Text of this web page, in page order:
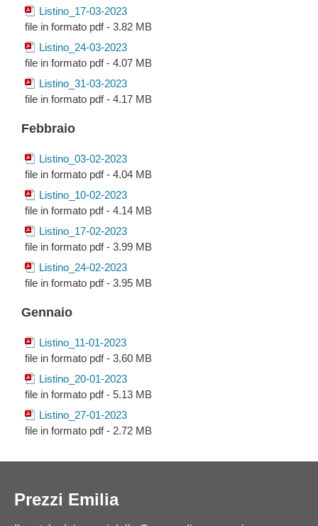
Listino_17-03-2023
file in formato pdf - 3.82 MB
Listino_24-03-2023
file in formato pdf - 4.07 MB
Listino_31-03-2023
file in formato pdf - 4.17 MB
Febbraio
Listino_03-02-2023
file in formato pdf - 4.04 MB
Listino_10-02-2023
file in formato pdf - 4.14 MB
Listino_17-02-2023
file in formato pdf - 3.99 MB
Listino_24-02-2023
file in formato pdf - 3.95 MB
Gennaio
Listino_11-01-2023
file in formato pdf - 3.60 MB
Listino_20-01-2023
file in formato pdf - 5.13 MB
Listino_27-01-2023
file in formato pdf - 2.72 MB
Prezzi Emilia